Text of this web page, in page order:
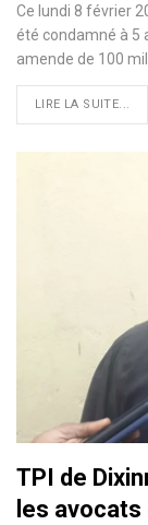
Ce lundi 8 février
été condamné à 5
amende de 100
LIRE LA SUITE...
TPI de
les